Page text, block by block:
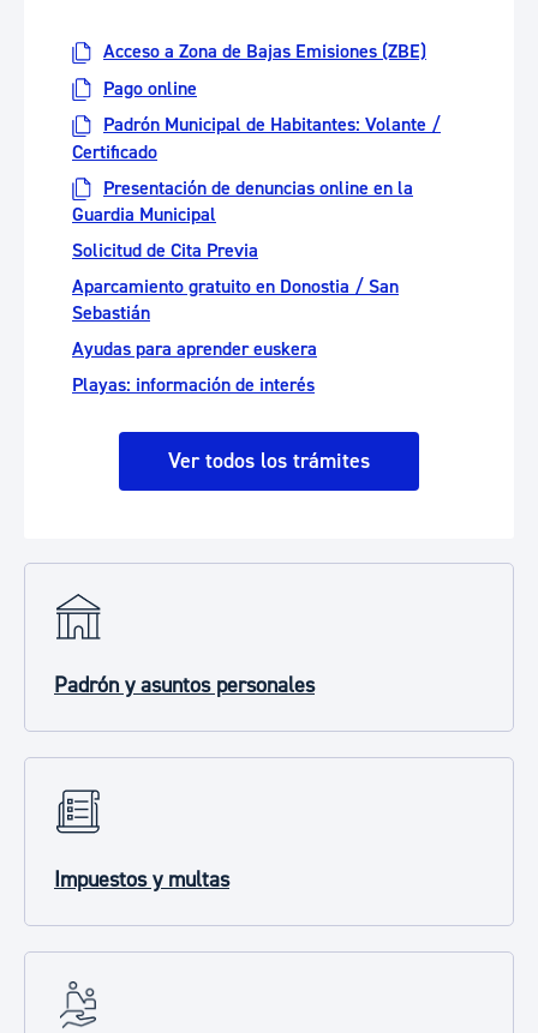
Acceso a Zona de Bajas Emisiones (ZBE)
Pago online
Padrón Municipal de Habitantes: Volante /
Certificado
Presentación de denuncias online en la
Guardia Municipal
Solicitud de Cita Previa
Aparcamiento gratuito en Donostia / San
Sebastián
Ayudas para aprender euskera
Playas: información de interés
Ver todos los trámites
Padrón y asuntos personales
Impuestos y multas